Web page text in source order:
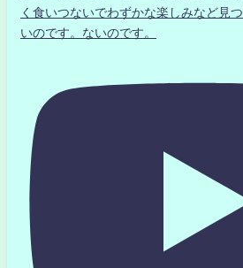
く食いつないでわずかな楽しみなど見
いのです。ないのです。